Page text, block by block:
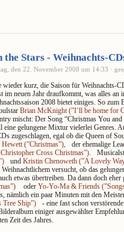
Stars - Weihnachts-
den 22. November 2008 um 14:33 ·
wieder kurz, die Saison für Weihnachts-
im neuen Jahr draufkommt, was alles an
2008 bietet einiges. So zum
Brian McKnight (”I’ll be home for
mischt: Der Song “Christmas You
gelungene Mixtur vielerlei Genres.
zugeschlagen, egal ob die Queen of
(”Christmas”),
der ehemalige
Cross Christmas”).
und Kristin Chenoweth (”A Lovely
versucht, ob das
etwas übertreiben. Da dann doch
oder Yo-Yo-Ma & Friends
nämlich ein paar Minuten mit den
Tree Ship”)
- eine fast schon
einiger ausgewählter
Zeit des Jahres.